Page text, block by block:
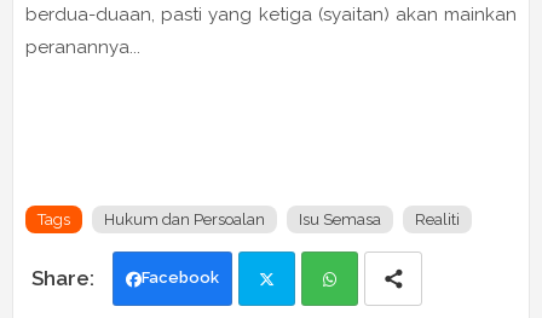
berdua-duaan, pasti yang ketiga (syaitan) akan mainkan
peranannya...
Tags Hukum dan Persoalan Isu Semasa Realiti
Facebook